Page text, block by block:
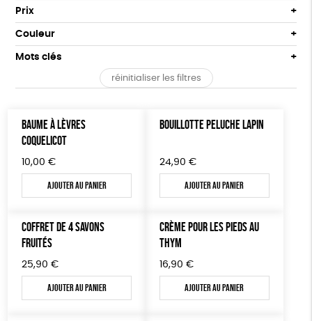
ÉPICERIE
MAISON
ACCESSOIRES
BIEN-ÊTRE
LIVRES
JEUX
SOLICADEAUX
Par défaut
Popularité
Prix : du - cher au + cher
Prix : du + cher au - cher
Prix
Tous
0 € - 50 €
Plus de 200€
Couleur
Blanc Pur
vert
vert amande violet
Mots clés
Fabrication artisanale PEFC
Fabriqué en France
Biodégradable FSC
réinitialiser les filtres
BAUME À LÈVRES
COQUELICOT
10,00 €
Ajouter au panier
BOUILLOTTE PELUCHE LAPIN
24,90 €
Ajouter au panier
COFFRET DE 4 SAVONS
FRUITÉS
25,90 €
Ajouter au panier
CRÈME POUR LES PIEDS AU
THYM
16,90 €
Ajouter au panier